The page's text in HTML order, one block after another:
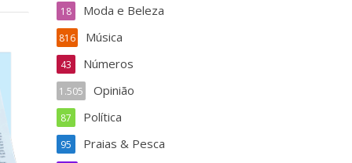
Moda e Beleza
18
Música
816
Números
43
Opinião
1.505
Política
87
Praias & Pesca
95